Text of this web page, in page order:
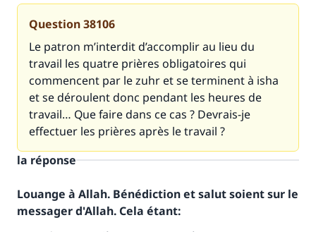
Question38106
Le patron m’interdit d’accomplir au lieu du
travail les quatre prières obligatoires qui
commencent par le zuhr et se terminent à isha
et se déroulent donc pendant les heures de
travail… Que faire dans ce cas ? Devrais-je
effectuer les prières après le travail ?
la réponse
Louange à Allah. Bénédiction et salut soient sur le
messager d'Allah. Cela étant: